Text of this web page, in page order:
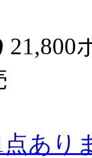
21,800
あり